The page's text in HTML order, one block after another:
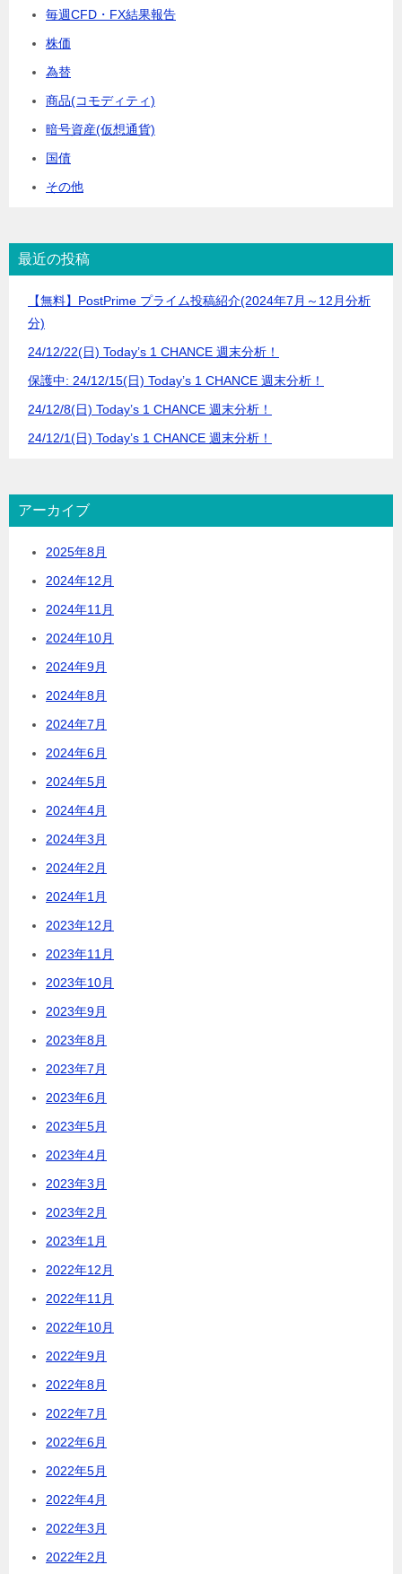
毎週CFD・FX結果報告
株価
為替
商品(コモディティ)
暗号資産(仮想通貨)
国債
その他
最近の投稿
【無料】PostPrime プライム投稿紹介(2024年7月～12月分析
分)
24/12/22(日) Today’s 1 CHANCE 週末分析！
保護中: 24/12/15(日) Today’s 1 CHANCE 週末分析！
24/12/8(日) Today’s 1 CHANCE 週末分析！
24/12/1(日) Today’s 1 CHANCE 週末分析！
アーカイブ
2025年8月
2024年12月
2024年11月
2024年10月
2024年9月
2024年8月
2024年7月
2024年6月
2024年5月
2024年4月
2024年3月
2024年2月
2024年1月
2023年12月
2023年11月
2023年10月
2023年9月
2023年8月
2023年7月
2023年6月
2023年5月
2023年4月
2023年3月
2023年2月
2023年1月
2022年12月
2022年11月
2022年10月
2022年9月
2022年8月
2022年7月
2022年6月
2022年5月
2022年4月
2022年3月
2022年2月